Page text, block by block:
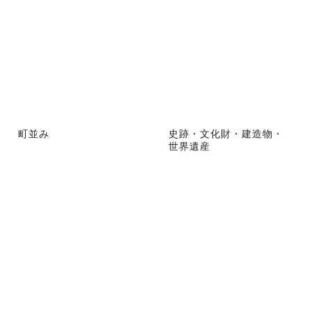
町並み
史跡・文化財・建造物・
世界遺産